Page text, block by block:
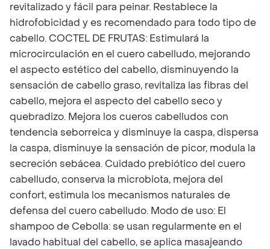
revitalizado y fácil para peinar. Restablece la
hidrofobicidad y es recomendado para todo tipo de
cabello. COCTEL DE FRUTAS: Estimulará la
microcirculación en el cuero cabelludo, mejorando
el aspecto estético del cabello, disminuyendo la
sensación de cabello graso, revitaliza las fibras del
cabello, mejora el aspecto del cabello seco y
quebradizo. Mejora los cueros cabelludos con
tendencia seborreica y disminuye la caspa, dispersa
la caspa, disminuye la sensación de picor, modula la
secreción sebácea. Cuidado prebiótico del cuero
cabelludo, conserva la microbiota, mejora del
confort, estimula los mecanismos naturales de
defensa del cuero cabelludo. Modo de uso: El
shampoo de Cebolla: se usan regularmente en el
lavado habitual del cabello, se aplica masajeando